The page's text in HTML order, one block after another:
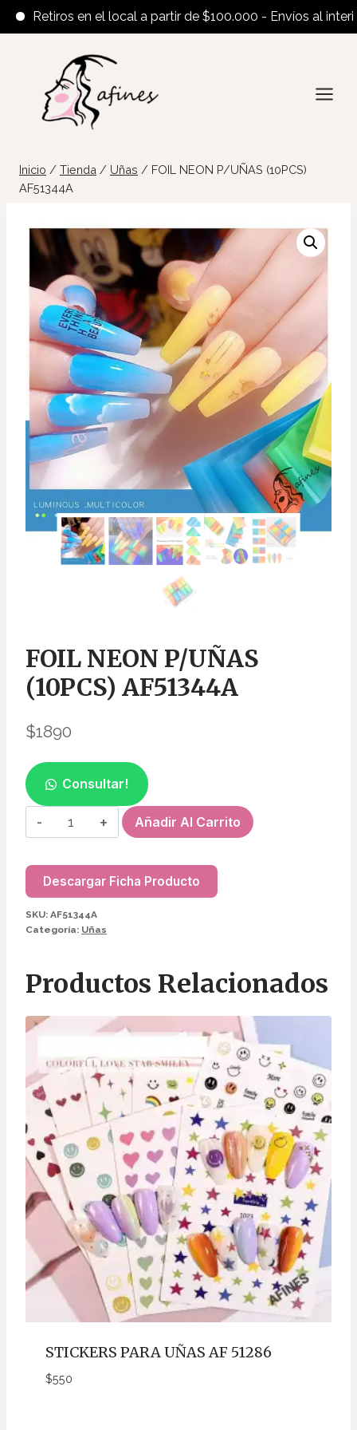
en el local a partir de $100.000 - Envíos al interior a
contenido
Inicio / Tienda / Uñas / FOIL NEON P/UÑAS (10PCS)
AF51344A
FOIL NEON P/UÑAS
(10PCS) AF51344A
$1890
Consultar!
FOIL
NEON
(10PCS)
AF51344A
cantidad
Añadir Al Carrito
Descargar Ficha Producto
SKU: AF51344A
Categoría: Uñas
Productos Relacionados
STICKERS PARA UÑAS AF 51286
$550